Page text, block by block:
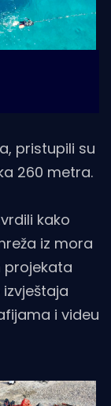
pristupili su
260 metra.
kako
iz mora
projekata
i videu